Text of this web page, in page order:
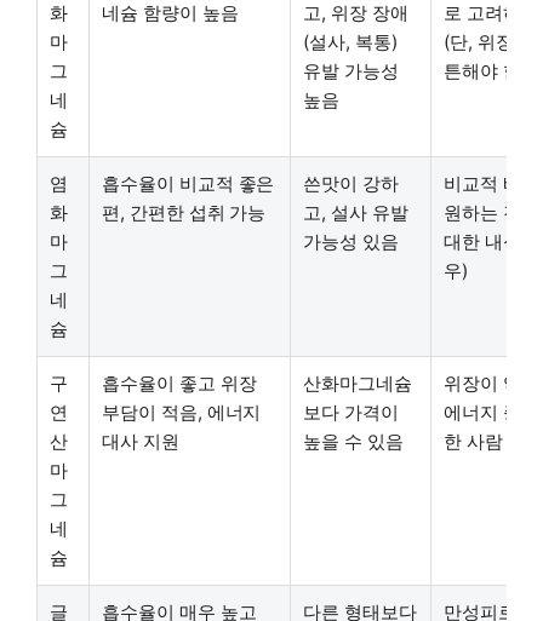
화
마
그
네
슘
네슘 함량이 높음
고, 위장 장애
(설사, 복통)
유발 가능성
높음
로 고려하
(단, 위장 기
튼해야 함)
염
화
마
그
네
슘
흡수율이 비교적 좋은
편, 간편한 섭취 가능
쓴맛이 강하
고, 설사 유발
가능성 있음
비교적 빠
원하는 경
대한 내성
우)
구
연
산
마
그
네
슘
흡수율이 좋고 위장
부담이 적음, 에너지
대사 지원
산화마그네슘
보다 가격이
높을 수 있음
위장이 약
에너지 증
한 사람
글
흡수율이 매우 높고
다른 형태보다
만성피로로